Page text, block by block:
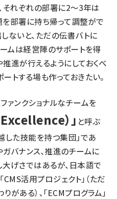
それぞれの部署に2〜3年は
部署に持ち帰って調整がで
ないと、ただの伝書バトに
ームは経営陣のサポートを得
進が行えるようにしておくべ
トする場も作っておきたい。
ァンクショナルなチームを
）」 と呼ぶ
した技能を持つ集団」であ
バナンス、推進のチームに
げさではあるが、日本語で
活用プロジェクト」（ただ
がある）、「ECMプログラム」